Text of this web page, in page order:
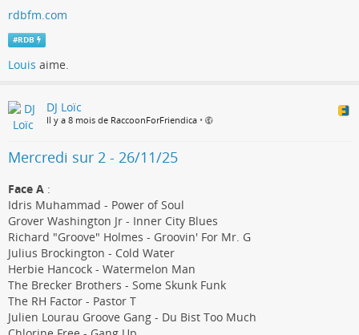
rdbfm.com
#RDB
Louis aime.
DJ Loïc
Il y a 8 mois de RaccoonForFriendica •
Mercredi sur 2 - 26/11/25
Face A :
Idris Muhammad - Power of Soul
Grover Washington Jr - Inner City Blues
Richard "Groove" Holmes - Groovin' For Mr. G
Julius Brockington - Cold Water
Herbie Hancock - Watermelon Man
The Brecker Brothers - Some Skunk Funk
The RH Factor - Pastor T
Julien Lourau Groove Gang - Du Bist Too Much